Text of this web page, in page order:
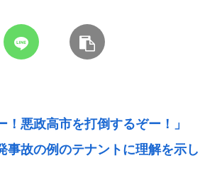
悪政高市を打倒するぞー！」
事故の例のテナントに理解を示し